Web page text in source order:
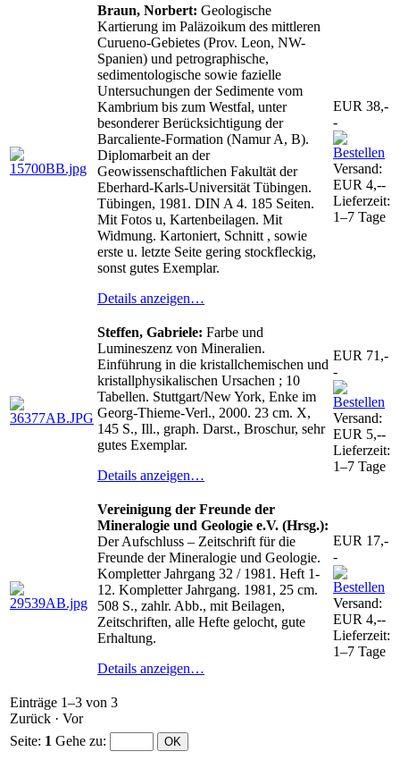
Braun, Norbert: Geologische
Kartierung im Paläzoikum des mittleren
Curueno-Gebietes (Prov. Leon, NW-
Spanien) und petrographische,
sedimentologische sowie fazielle
Untersuchungen der Sedimente vom
Kambrium bis zum Westfal, unter
besonderer Berücksichtigung der
Barcaliente-Formation (Namur A, B).
Diplomarbeit an der
Geowissenschaftlichen Fakultät der
Eberhard-Karls-Universität Tübingen.
Tübingen, 1981. DIN A 4. 185 Seiten.
Mit Fotos u, Kartenbeilagen. Mit
Widmung. Kartoniert, Schnitt , sowie
erste u. letzte Seite gering stockfleckig,
sonst gutes Exemplar.
Details anzeigen…
EUR 38,-
-
Versand:
EUR 4,--
Lieferzeit:
1–7 Tage
Steffen, Gabriele: Farbe und
Lumineszenz von Mineralien.
Einführung in die kristallchemischen und
kristallphysikalischen Ursachen ; 10
Tabellen. Stuttgart/New York, Enke im
Georg-Thieme-Verl., 2000. 23 cm. X,
145 S., Ill., graph. Darst., Broschur, sehr
gutes Exemplar.
Details anzeigen…
EUR 71,-
-
Versand:
EUR 5,--
Lieferzeit:
1–7 Tage
Vereinigung der Freunde der
Mineralogie und Geologie e.V. (Hrsg.):
Der Aufschluss – Zeitschrift für die
Freunde der Mineralogie und Geologie.
Kompletter Jahrgang 32 / 1981. Heft 1-
12. Kompletter Jahrgang. 1981, 25 cm.
508 S., zahlr. Abb., mit Beilagen,
Zeitschriften, alle Hefte gelocht, gute
Erhaltung.
Details anzeigen…
EUR 17,-
-
Versand:
EUR 4,--
Lieferzeit:
1–7 Tage
Einträge 1–3 von 3
Zurück · Vor
Seite: 1 Gehe zu: